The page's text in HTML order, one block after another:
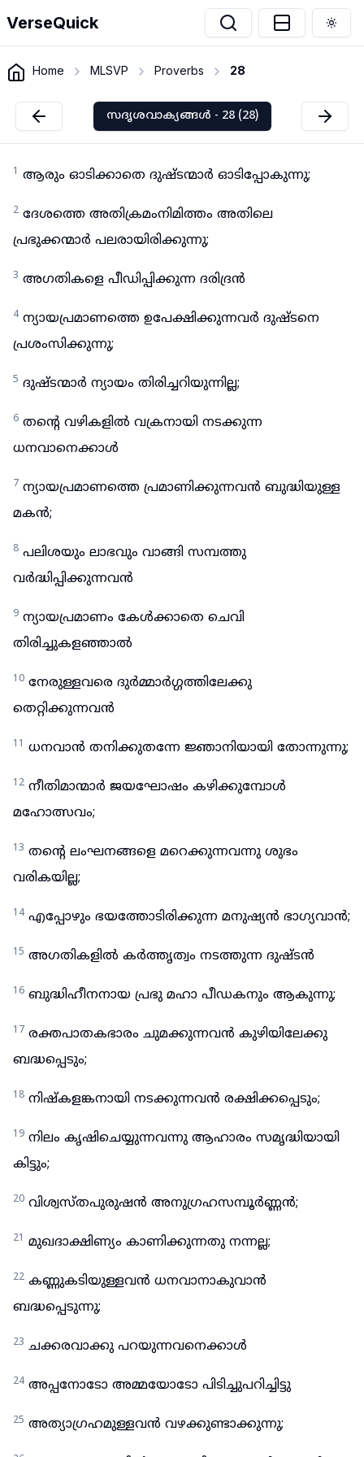
VerseQuick
Home MLSVP Proverbs 28
സദൃശവാക്യങ്ങൾ - 28 (28)
1 ആരും ഓടിക്കാതെ ദുഷ്ടന്മാർ ഓടിപ്പോകുന്നു;
2 ദേശത്തെ അതിക്രമംനിമിത്തം അതിലെ
പ്രഭുക്കന്മാർ പലരായിരിക്കുന്നു;
3 അഗതികളെ പീഡിപ്പിക്കുന്ന ദരിദ്രൻ
4 ന്യായപ്രമാണത്തെ ഉപേക്ഷിക്കുന്നവർ ദുഷ്ടനെ
പ്രശംസിക്കുന്നു;
5 ദുഷ്ടന്മാർ ന്യായം തിരിച്ചറിയുന്നില്ല;
6 തന്റെ വഴികളിൽ വക്രനായി നടക്കുന്ന
ധനവാനെക്കാൾ
7 ന്യായപ്രമാണത്തെ പ്രമാണിക്കുന്നവൻ ബുദ്ധിയുള്ള
മകൻ;
8 പലിശയും ലാഭവും വാങ്ങി സമ്പത്തു
വർദ്ധിപ്പിക്കുന്നവൻ
9 ന്യായപ്രമാണം കേൾക്കാതെ ചെവി
തിരിച്ചുകളഞ്ഞാൽ
10 നേരുള്ളവരെ ദുർമ്മാർഗ്ഗത്തിലേക്കു
തെറ്റിക്കുന്നവൻ
11 ധനവാൻ തനിക്കുതന്നേ ജ്ഞാനിയായി തോന്നുന്നു;
12 നീതിമാന്മാർ ജയഘോഷം കഴിക്കുമ്പോൾ
മഹോത്സവം;
13 തന്റെ ലംഘനങ്ങളെ മറെക്കുന്നവന്നു ശുഭം
വരികയില്ല;
14 എപ്പോഴും ഭയത്തോടിരിക്കുന്ന മനുഷ്യൻ ഭാഗ്യവാൻ;
15 അഗതികളിൽ കർത്തൃത്വം നടത്തുന്ന ദുഷ്ടൻ
16 ബുദ്ധിഹീനനായ പ്രഭു മഹാ പീഡകനും ആകുന്നു;
17 രക്തപാതകഭാരം ചുമക്കുന്നവൻ കുഴിയിലേക്കു
ബദ്ധപ്പെടും;
18 നിഷ്കളങ്കനായി നടക്കുന്നവൻ രക്ഷിക്കപ്പെടും;
19 നിലം കൃഷിചെയ്യുന്നവന്നു ആഹാരം സമൃദ്ധിയായി
കിട്ടും;
20 വിശ്വസ്തപുരുഷൻ അനുഗ്രഹസമ്പൂർണ്ണൻ;
21 മുഖദാക്ഷിണ്യം കാണിക്കുന്നതു നന്നല്ല;
22 കണ്ണുകടിയുള്ളവൻ ധനവാനാകുവാൻ
ബദ്ധപ്പെടുന്നു;
23 ചക്കരവാക്കു പറയുന്നവനെക്കാൾ
24 അപ്പനോടോ അമ്മയോടോ പിടിച്ചുപറിച്ചിട്ടു
25 അത്യാഗ്രഹമുള്ളവൻ വഴക്കുണ്ടാക്കുന്നു;